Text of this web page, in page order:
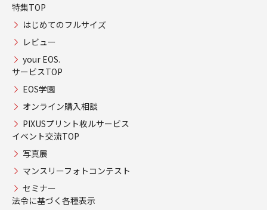
特集TOP
はじめてのフルサイズ
レビュー
your EOS.
サービスTOP
EOS学園
オンライン購入相談
PIXUSプリント枚ルサービス
イベント交流TOP
写真展
マンスリーフォトコンテスト
セミナー
法令に基づく各種表示